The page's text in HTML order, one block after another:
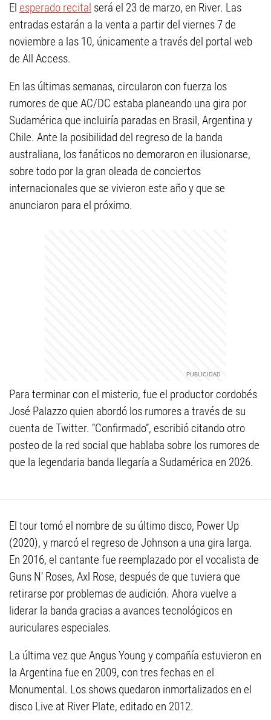
El esperado recital será el 23 de marzo, en River. Las
entradas estarán a la venta a partir del viernes 7 de
noviembre a las 10, únicamente a través del portal web
de All Access.
En las últimas semanas, circularon con fuerza los
rumores de que AC/DC estaba planeando una gira por
Sudamérica que incluiría paradas en Brasil, Argentina y
Chile. Ante la posibilidad del regreso de la banda
australiana, los fanáticos no demoraron en ilusionarse,
sobre todo por la gran oleada de conciertos
internacionales que se vivieron este año y que se
anunciaron para el próximo.
Para terminar con el misterio, fue el productor cordobés
José Palazzo quien abordó los rumores a través de su
cuenta de Twitter. “Confirmado”, escribió citando otro
posteo de la red social que hablaba sobre los rumores de
que la legendaria banda llegaría a Sudamérica en 2026.
El tour tomó el nombre de su último disco, Power Up
(2020), y marcó el regreso de Johnson a una gira larga.
En 2016, el cantante fue reemplazado por el vocalista de
Guns N’ Roses, Axl Rose, después de que tuviera que
retirarse por problemas de audición. Ahora vuelve a
liderar la banda gracias a avances tecnológicos en
auriculares especiales.
La última vez que Angus Young y compañía estuvieron en
la Argentina fue en 2009, con tres fechas en el
Monumental. Los shows quedaron inmortalizados en el
disco Live at River Plate, editado en 2012.